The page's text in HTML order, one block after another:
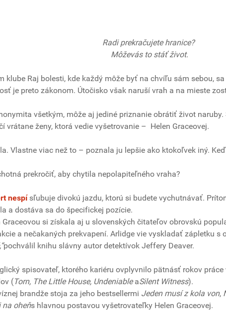
Radi prekračujete hranice?
Môževás to stáť život.
klube Raj bolesti, kde každý môže byť na chvíľu sám sebou,
je preto zákonom. Útočisko však naruší vrah a na mieste
všetkým, môže aj jediné priznanie obrátiť život
vrátane ženy, ktorá vedie vyšetrovanie – Helen Graceovej.
Vlastne viac než to – poznala ju lepšie ako ktokoľvek iný.
prekročiť, aby chytila nepolapiteľného vraha?
nespí sľubuje divokú jazdu, ktorú si budete vychutnávať.
a dostáva sa do špecifickej pozície.
Graceovou si získala aj u slovenských čitateľov obrovskú
a nečakaných prekvapení. Arlidge vie vyskladať zápletku s
pochválil knihu slávny autor detektívok Jeffery Deaver.
spisovateľ, ktorého kariéru ovplyvnilo pätnásť rokov
(Torn, The Little House, UndeniableaSilent Witness).
brandže stoja za jeho bestsellermi Jeden musí z kola von,
na oheňs hlavnou postavou vyšetrovateľky Helen Graceovej.